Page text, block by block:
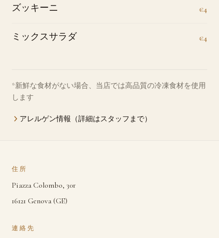
ズッキーニ €4
ミックスサラダ €4
*新鮮な食材がない場合、当店では高品質の冷凍食材を使用
します
アレルゲン情報（詳細はスタッフまで）
住所
Piazza Colombo, 30r
16121 Genova (GE)
連絡先